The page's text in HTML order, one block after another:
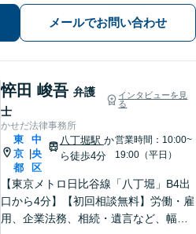
談ください【LINEで連絡可】【夜間・
休日面談可】【完全個室】【法テラス
利用可】
メールでお問い合わせ
悴田 峻吾 弁護
士
インタビューを見
る
かせだ法律事務所
東
京
都
中
央
区
八丁堀駅 か
ら徒歩4分
営業時間：10:00~
19:00（平日）
【東京メトロ日比谷線「八丁堀」B4出
口から4分】【初回相談無料】労働・雇
用、企業法務、相続・遺言など、幅広